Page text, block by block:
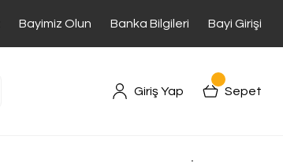
Bayimiz Olun Banka Bilgileri Bayi Girişi
Giriş Yap Sepet